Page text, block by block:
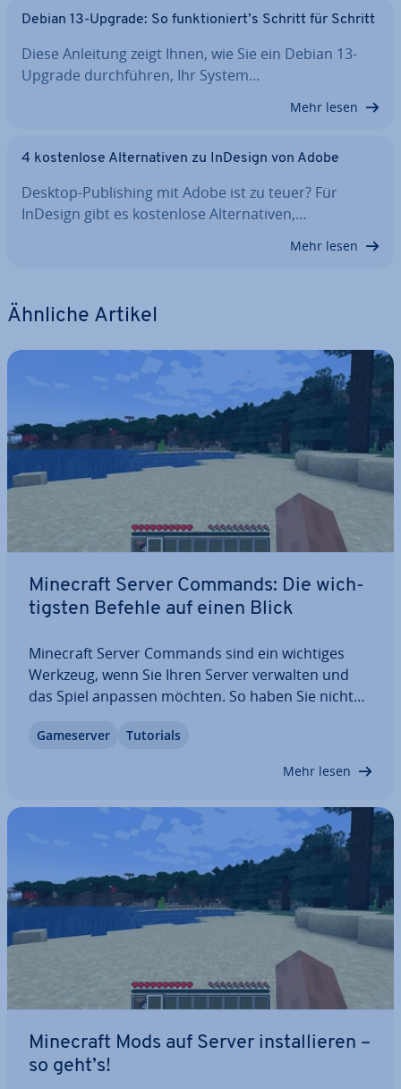
Debian 13-Upgrade: So funk­tio­niert’s Schritt für Schritt
Diese Anleitung zeigt Ihnen, wie Sie ein Debian 13-
Upgrade durch­füh­ren, Ihr System…
Mehr lesen
4 kos­ten­lo­se Al­ter­na­ti­ven zu InDesign von Adobe
Desktop-Pu­bli­shing mit Adobe ist zu teuer? Für
InDesign gibt es kos­ten­lo­se Al­ter­na­ti­ven,…
Mehr lesen
Ähnliche Artikel
Minecraft Server Commands: Die wich­
tigs­ten Befehle auf einen Blick
Minecraft Server Commands sind ein wichtiges
Werkzeug, wenn Sie Ihren Server verwalten und
das Spiel anpassen möchten. So haben Sie nicht
sondern können auch Items und Spawn­punk­te be­
Game­ser­ver Tutorials
Mehr lesen
Minecraft Mods auf Server in­stal­lie­ren –
so geht’s!